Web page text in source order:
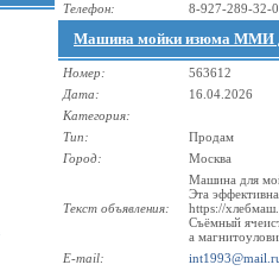
Телефон:
8-927-289-32-
Машина мойки изюма ММИ
Номер:
563612
Дата:
16.04.2026
Категория:
Тип:
Продам
Город:
Москва
Текст объявления:
Машина для
Эта
https://
Съёмный
а
E-mail: